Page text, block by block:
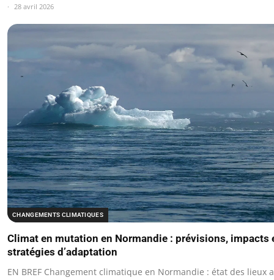
28 avril 2026
CHANGEMENTS CLIMATIQUES
Climat en mutation en Normandie : prévisions, impacts
stratégies d’adaptation
EN BREF Changement climatique en Normandie : état des lieux